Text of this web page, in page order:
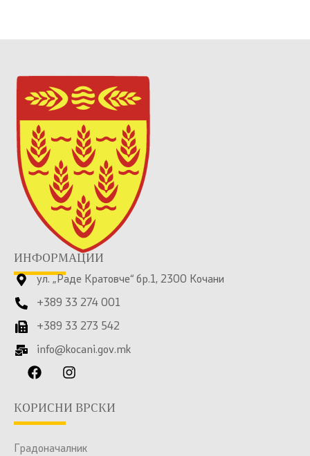
ИНФОРМАЦИИ
ул. „Раде Кратовче“ бр.1, 2300 Кочани
+389 33 274 001
+389 33 273 542
info@kocani.gov.mk
КОРИСНИ ВРСКИ
Градоначалник